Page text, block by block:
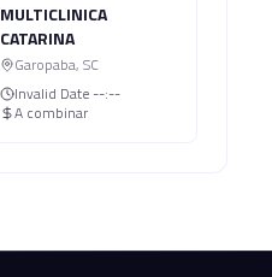
MULTICLINICA
CATARINA
Garopaba, SC
Invalid Date --:--
A combinar